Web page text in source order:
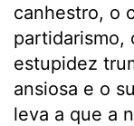
canhestro, o
partidarismo,
estupidez
ansiosa e o
leva a que a